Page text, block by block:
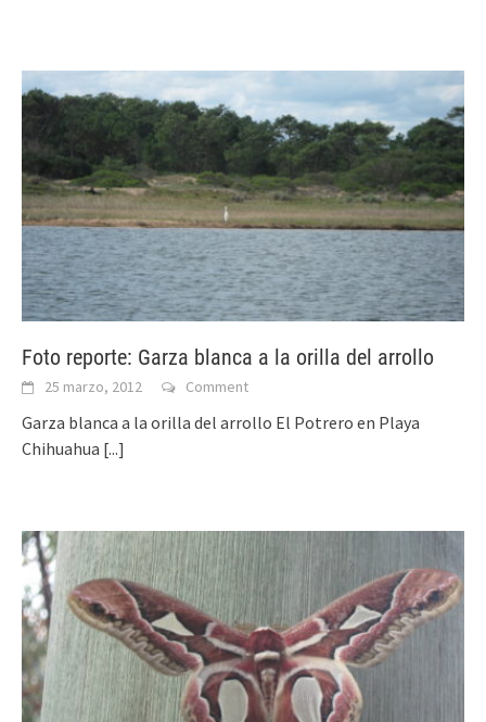
Foto reporte: Garza blanca a la orilla del arrollo
25 marzo, 2012 Comment
Garza blanca a la orilla del arrollo El Potrero en Playa
Chihuahua [...]